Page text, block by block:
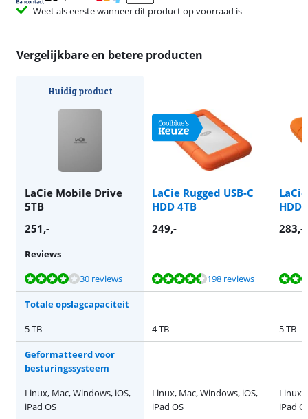
Weet als eerste wanneer dit product op voorraad is
Vergelijkbare en betere producten
Huidig product
LaCie Mobile Drive
5TB
LaCie Rugged USB-C
HDD 4TB
HDD
251,- 249,- 283,-
Reviews
Beoordeling is 8,0 van de 10, gebaseerd op 30 reviews.
30 reviews
Beoordeling is 8,8 van de 10, gebaseerd op 198 reviews.198 reviews
Beoordeling is 8,8 van de 10, gebaseerd op 198 reviews.
Beoordeling is 9,2 van de 10, gebaseerd op 4597 reviews.
Beoordeling is 9,4 van de 10, gebaseerd op 22 reviews.
Totale opslagcapaciteit
5 TB
4 TB 5 TB
Geformatteerd voor
besturingssysteem
Linux, Mac, Windows, iOS,
iPad OS
Linux, Mac, Windows, iOS,
iPad OS
Linux,
iPad